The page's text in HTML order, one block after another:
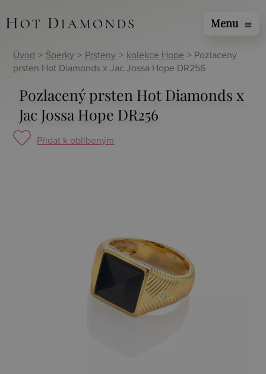
Menu menu
Úvod > Šperky > Prsteny > kolekce Hope > Pozlacený
prsten Hot Diamonds x Jac Jossa Hope DR256
Pozlacený prsten Hot Diamonds x
Jac Jossa Hope DR256
Přidat k oblíbeným